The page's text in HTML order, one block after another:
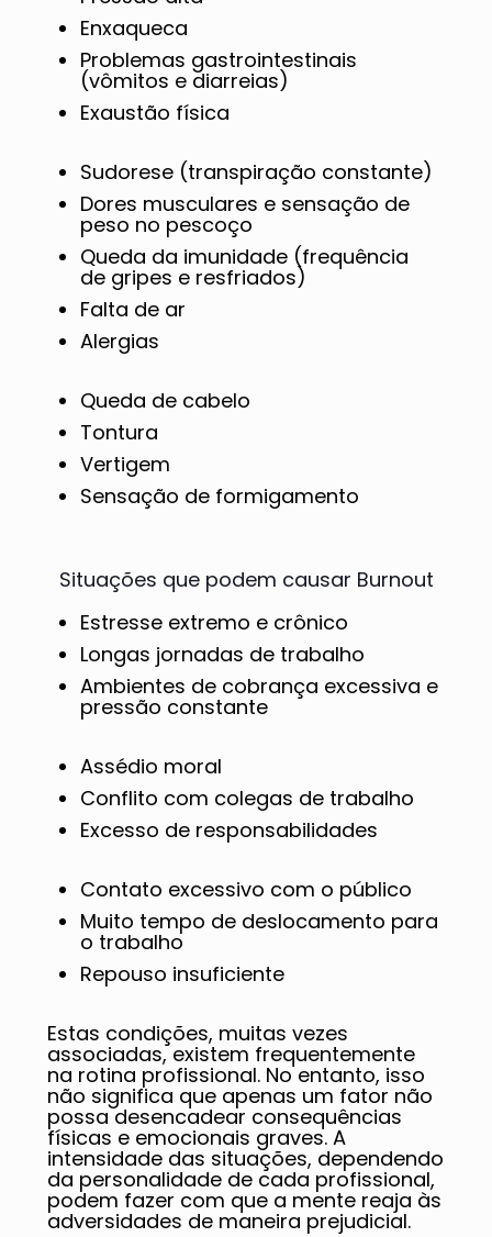
Enxaqueca
Problemas gastrointestinais
(vômitos e diarreias)
Exaustão física
Sudorese (transpiração constante)
Dores musculares e sensação de
peso no pescoço
Queda da imunidade (frequência
de gripes e resfriados)
Falta de ar
Alergias
Queda de cabelo
Tontura
Vertigem
Sensação de formigamento
Situações que podem causar Burnout
Estresse extremo e crônico
Longas jornadas de trabalho
Ambientes de cobrança excessiva e
pressão constante
Assédio moral
Conflito com colegas de trabalho
Excesso de responsabilidades
Contato excessivo com o público
Muito tempo de deslocamento para
o trabalho
Repouso insuficiente
Estas condições, muitas vezes
associadas, existem frequentemente
na rotina profissional. No entanto, isso
não significa que apenas um fator não
possa desencadear consequências
físicas e emocionais graves. A
intensidade das situações, dependendo
da personalidade de cada profissional,
podem fazer com que a mente reaja às
adversidades de maneira prejudicial.